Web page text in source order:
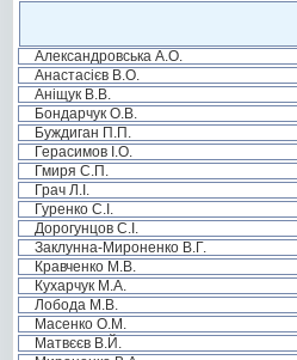
Александровська А.О.
Анастасієв В.О.
Аніщук В.В.
Бондарчук О.В.
Буждиган П.П.
Герасимов І.О.
Гмиря С.П.
Грач Л.І.
Гуренко С.І.
Дорогунцов С.І.
Заклунна-Мироненко В.Г.
Кравченко М.В.
Кухарчук М.А.
Лобода М.В.
Масенко О.М.
Матвєєв В.Й.